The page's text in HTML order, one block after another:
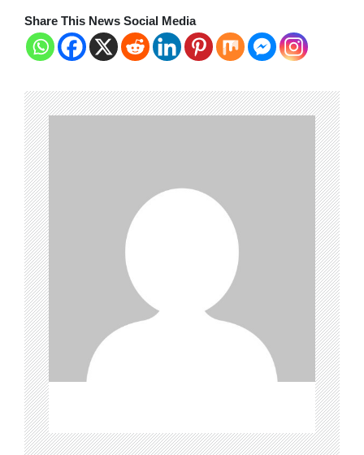
Share This News Social Media